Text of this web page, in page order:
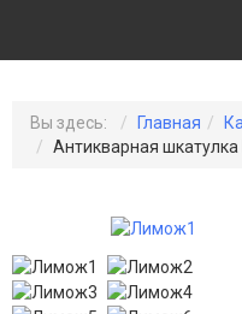
Вы здесь: Главная
Антикварная шкатулка